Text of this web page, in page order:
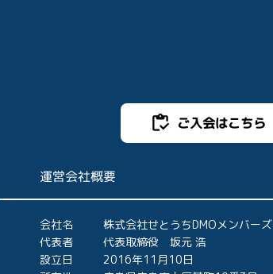
ご入会はこちら
運営会社概要
会社名
株式会社せとうちDMOメンバーズ
代表者
代表取締役 坂元 浩
設立日
2016年11月10日